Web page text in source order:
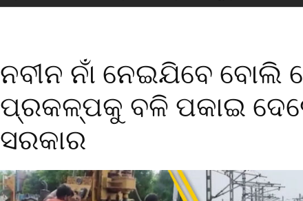
ନବୀନ ନାଁ ନେଇଯିବେ ବୋଲି
ପ୍ରକଳ୍ପକୁ ବଳି ପକାଇ
ସରକାର